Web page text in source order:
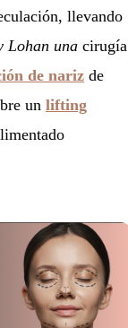
llevando
Lohan una cirugía
de nariz de
un lifting